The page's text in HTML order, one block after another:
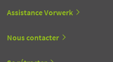
Assistance Vorwerk
Nous contacter